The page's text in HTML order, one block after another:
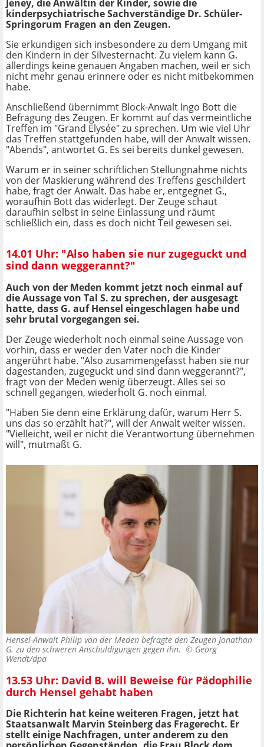
Jeney, die Anwältin der Kinder, sowie die
kinderpsychiatrische Sachverständige Dr. Schüler-
Springorum Fragen an den Zeugen.
Sie erkundigen sich insbesondere zu dem Umgang mit
den Kindern in der Silvesternacht. Zu vielem kann G.
allerdings keine genauen Angaben machen, weil er sich
nicht mehr genau erinnere oder es nicht mitbekommen
habe.
Anschließend übernimmt Block-Anwalt Ingo Bott die
Befragung des Zeugen. Er kommt auf das vermeintliche
Treffen im "Grand Elysée" zu sprechen. Um wie viel Uhr
das Treffen stattgefunden habe, will der Anwalt wissen.
"Abends", antwortet G. Es sei bereits dunkel gewesen.
Warum er in seiner schriftlichen Stellungnahme nichts
von der Maskierung während des Treffens geschildert
habe, fragt der Anwalt. Das habe er, entgegnet G.,
woraufhin Bott das widerlegt. Der Zeuge schaut
daraufhin selbst in seine Einlassung und räumt
schließlich ein, dass es doch nicht Teil gewesen sei.
14.01 Uhr: "Also haben sie nur zugeguckt und
sind dann weggerannt?"
Auch von der Meden kommt jetzt noch einmal auf
die Aussage von Tal S. zu sprechen, der ausgesagt
hatte, dass G. auf Hensel eingeschlagen habe und
sehr brutal vorgegangen sei.
Der Zeuge wiederholt noch einmal seine Aussage von
vorhin, dass er weder den Vater noch die Kinder
angerührt habe. "Also zusammengefasst haben sie nur
dagestanden, zugeguckt und sind dann weggerannt?",
fragt von der Meden wenig überzeugt. Alles sei so
schnell gegangen, wiederholt G. noch einmal.
"Haben Sie denn eine Erklärung dafür, warum Herr S.
uns das so erzählt hat?", will der Anwalt weiter wissen.
"Vielleicht, weil er nicht die Verantwortung übernehmen
will", mutmaßt G.
Hensel-Anwalt Philip von der Meden befragte den Zeugen Jonathan
G. zu den schweren Anschuldigungen gegen ihn. © Georg
Wendt/dpa
13.53 Uhr: David B. will Beweise für Pädophilie
durch Hensel gehabt haben
Die Richterin hat keine weiteren Fragen, jetzt hat
Staatsanwalt Marvin Steinberg das Fragerecht. Er
stellt einige Nachfragen, unter anderem zu den